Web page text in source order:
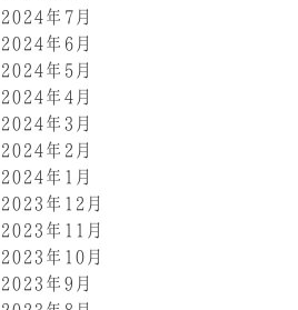
2024年7月
2024年6月
2024年5月
2024年4月
2024年3月
2024年2月
2024年1月
2023年12月
2023年11月
2023年10月
2023年9月